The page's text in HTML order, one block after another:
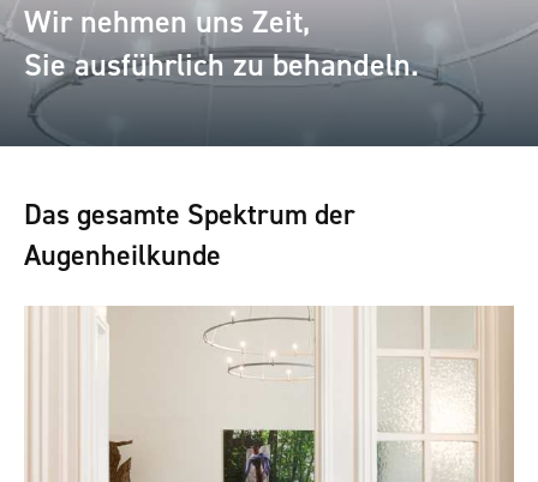
Wir nehmen uns Zeit,
Sie ausführlich zu behandeln.
Das gesamte Spektrum der
Augenheilkunde